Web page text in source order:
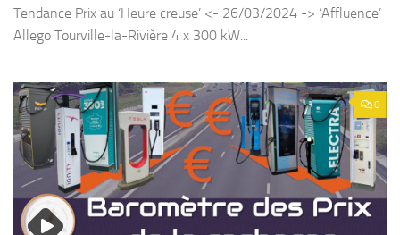
Tendance Prix au ‘Heure creuse’ <- 26/03/2024 -> ‘Affluence’
Allego Tourville-la-Rivière 4 x 300 kW...
0